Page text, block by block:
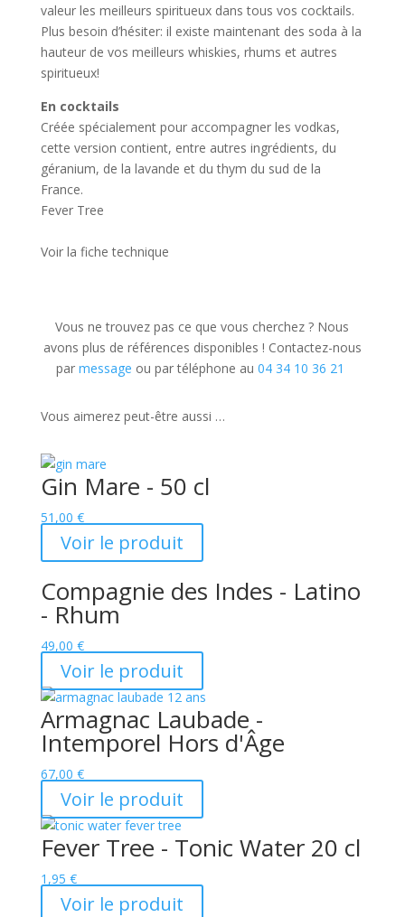
valeur les meilleurs spiritueux dans tous vos cocktails.
Plus besoin d’hésiter: il existe maintenant des soda à la
hauteur de vos meilleurs whiskies, rhums et autres
spiritueux!
En cocktails
Créée spécialement pour accompagner les vodkas,
cette version contient, entre autres ingrédients, du
géranium, de la lavande et du thym du sud de la
France.
Fever Tree
Voir la fiche technique
Vous ne trouvez pas ce que vous cherchez ? Nous
avons plus de références disponibles ! Contactez-nous
parmessage ou par téléphone au04 34 10 36 21
Vous aimerez peut-être aussi …
Gin Mare - 50 cl
51,00 €
Voir le produit
Compagnie des Indes - Latino
- Rhum
49,00 €
Voir le produit
Armagnac Laubade -
Intemporel Hors d'Âge
67,00 €
Voir le produit
Fever Tree - Tonic Water 20 cl
1,95 €
Voir le produit